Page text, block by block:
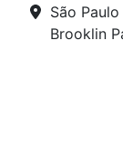
São
Brooklin